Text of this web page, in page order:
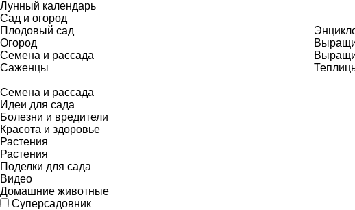
Лунный календарь
Сад и огород
Плодовый сад
Огород
Семена и рассада
Саженцы
Семена и рассада
Идеи для сада
Болезни и вредители
Красота и здоровье
Растения
Растения
Поделки для сада
Видео
Домашние животные
Суперсадовник